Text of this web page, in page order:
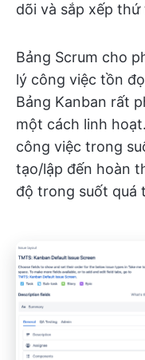
dõi và sắp xếp
Bảng Scrum cho
lý công việc tồn
Bảng Kanban rất
một cách linh
công việc trong
tạo/lập đến hoàn
độ trong suốt quá